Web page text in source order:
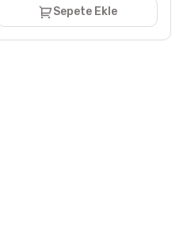
Sepete Ekle